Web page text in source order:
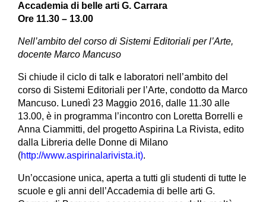
Accademia di belle arti G. Carrara
Ore 11.30 – 13.00
Nell’ambito del corso di Sistemi Editoriali per l’Arte,
docente Marco Mancuso
Si chiude il ciclo di talk e laboratori nell’ambito del
corso di Sistemi Editoriali per l’Arte, condotto da Marco
Mancuso. Lunedì 23 Maggio 2016, dalle 11.30 alle
13.00, è in programma l’incontro con Loretta Borrelli e
Anna Ciammitti, del progetto Aspirina La Rivista, edito
dalla Libreria delle Donne di Milano
(http://www.aspirinalarivista.it).
Un’occasione unica, aperta a tutti gli studenti di tutte le
scuole e gli anni dell’Accademia di belle arti G.